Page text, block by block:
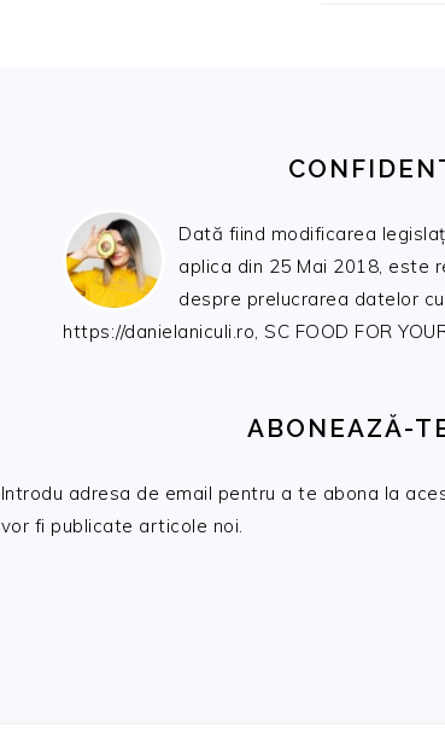
Dată fiind modificarea
aplica din 25 Mai 2018, este
despre prelucrarea datelor
https://danielaniculi.ro, SC FOOD FOR
ABONEAZĂ-
Introdu adresa de email pentru a te abona la
vor fi publicate articole noi.